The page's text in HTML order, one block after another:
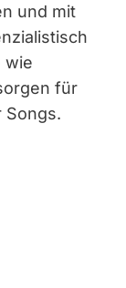
und mit
wie
für
Songs.